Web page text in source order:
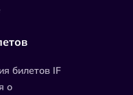
билетов IF
о